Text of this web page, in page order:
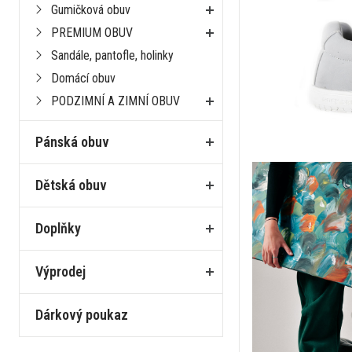
Gumičková obuv
PREMIUM OBUV
Sandále, pantofle, holinky
Domácí obuv
PODZIMNÍ A ZIMNÍ OBUV
Pánská obuv
Dětská obuv
Doplňky
Výprodej
Dárkový poukaz